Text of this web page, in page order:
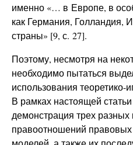
именно «… в Европе, в
как Германия, Голландия,
страны» [9, с. 27].
Поэтому, несмотря на
необходимо пытаться
использования теоретико-
В рамках настоящей
демонстрация трех
правоотношений правовых